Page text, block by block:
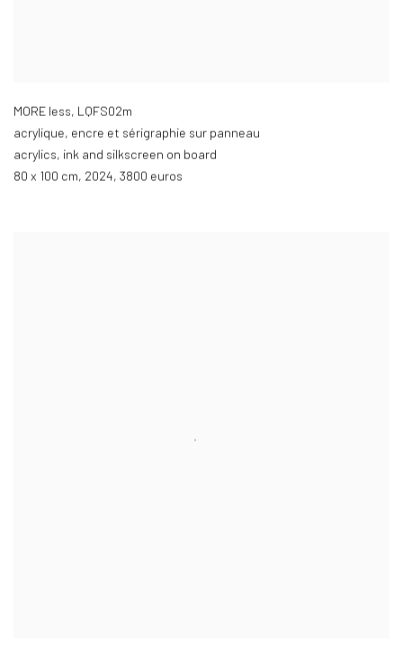
MORE less, LQFS02m
acrylique, encre et sérigraphie sur panneau
acrylics, ink and silkscreen on board
80 x 100 cm, 2024, 3800 euros